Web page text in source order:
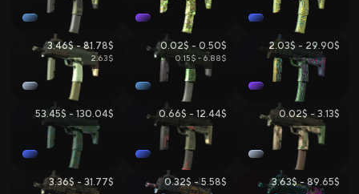
3.46$ - 81.78$
2.63$
0.02$ - 0.50$
0.15$ - 6.88$
2.03$ - 29.90$
53.45$ - 130.04$ 0.66$ - 12.44$ 0.02$ - 3.13$
3.36$ - 31.77$ 0.32$ - 5.58$ 3.63$ - 89.65$